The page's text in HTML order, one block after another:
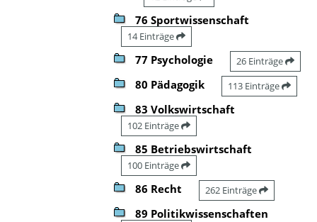
76 Sportwissenschaft
14 Einträge
77 Psychologie 26 Einträge
80 Pädagogik 113 Einträge
83 Volkswirtschaft
102 Einträge
85 Betriebswirtschaft
100 Einträge
86 Recht 262 Einträge
89 Politikwissenschaften